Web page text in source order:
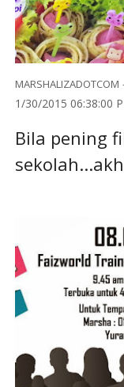
MARSHALIZADOTCOM
1/30/2015 06:38:00
Bila pening